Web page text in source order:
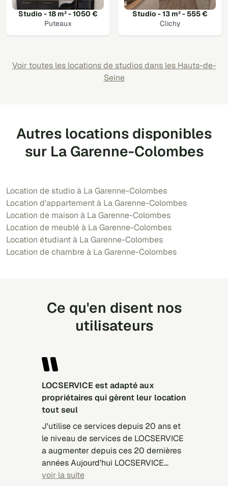
Studio - 18 m² - 1050 €
Puteaux
Studio - 13 m² - 555 €
Clichy
Voir toutes les locations de studios dans les Hauts-de-
Seine
Autres locations disponibles
sur La Garenne-Colombes
Location de studio à La Garenne-Colombes
Location d'appartement à La Garenne-Colombes
Location de maison à La Garenne-Colombes
Location de meublé à La Garenne-Colombes
Location étudiant à La Garenne-Colombes
Location de chambre à La Garenne-Colombes
Ce qu'en disent nos
utilisateurs
LOCSERVICE est adapté aux
propriétaires qui gèrent leur location
tout seul
J'utilise ce services depuis 20 ans et
le niveau de services de LOCSERVICE
a augmenter depuis ces 20 dernières
années Aujourd'hui LOCSERVICE
présente des candidats mieux
voir la suite